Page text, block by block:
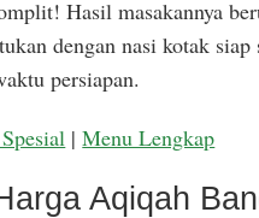
Hasil masakannya
dengan nasi kotak
persiapan.
|Menu Lengkap
Aqiqah